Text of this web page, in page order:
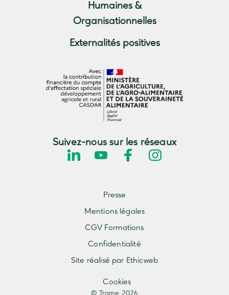
Humaines &
Organisationnelles
Externalités positives
Suivez-nous sur les réseaux
© Trame 2026
Cookies
Presse
Mentions légales
CGV Formations
Confidentialité
Site réalisé par Ethicweb